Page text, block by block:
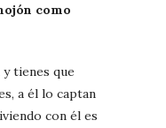
como
tienes que
a él lo captan
con él es